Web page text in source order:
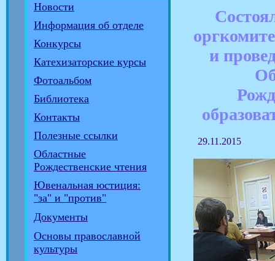
Новости
Информация об отделе
Конкурсы
Катехизаторские курсы
Фотоальбом
Библиотека
Контакты
Полезные ссылки
Областные
Рождественские чтения
Ювенальная юстиция:
"за" и "против"
Документы
Основы православной
культуры
и
29.11.2015